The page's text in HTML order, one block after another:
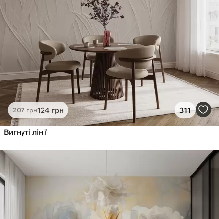
207грн124 грн 311
Вигнуті лінії